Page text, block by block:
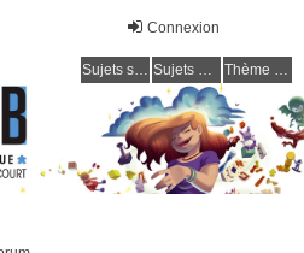
Connexion
Sujets sans réponse Sujets actifs Thème clair / foncé